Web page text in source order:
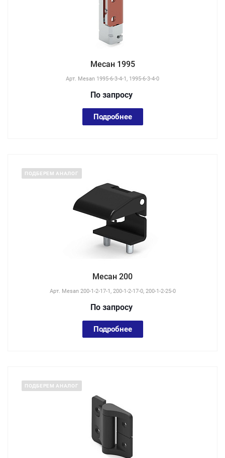
Месан 1995
Арт. Mesan 1995-6-3-4-1, 1995-6-3-4-0
По запросу
Подробнее
ПОДБЕРЕМ АНАЛОГ
Месан 200
Арт. Mesan 200-1-2-17-1, 200-1-2-17-0, 200-1-2-25-0
По запросу
Подробнее
ПОДБЕРЕМ АНАЛОГ